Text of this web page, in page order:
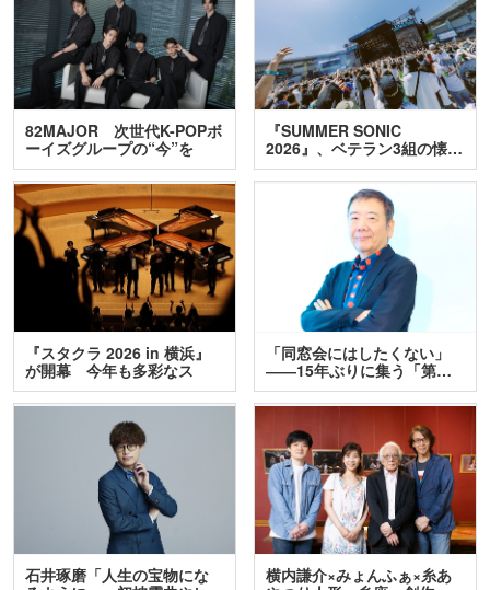
82MAJOR 次世代K-POPボ
ーイズグループの“今”を
訊…
『SUMMER SONIC
2026』、ベテラン3組の懐…
『スタクラ 2026 in 横浜』
が開幕 今年も多彩なス
テ…
「同窓会にはしたくない」
――15年ぶりに集う「第…
石井琢磨「人生の宝物にな
横内謙介×みょんふぁ×糸あ